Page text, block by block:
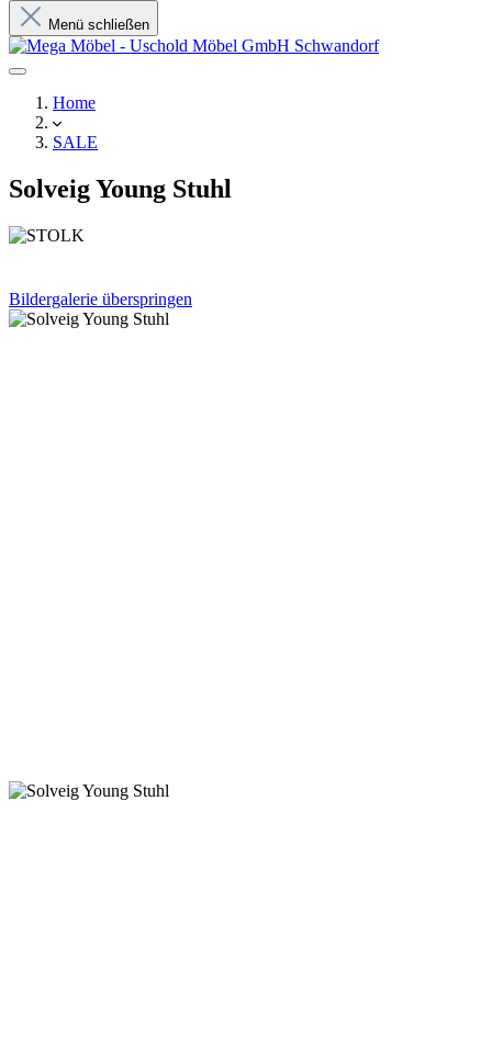
Menü schließen
Home
SALE
Solveig Young Stuhl
Bildergalerie überspringen